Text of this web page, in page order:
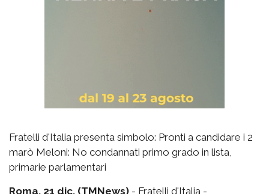
Fratelli d'Italia presenta simbolo: Pronti a candidare i 2
marò Meloni: No condannati primo grado in lista,
primarie parlamentari
Roma, 21 dic. (TMNews) - Fratelli d'Italia -